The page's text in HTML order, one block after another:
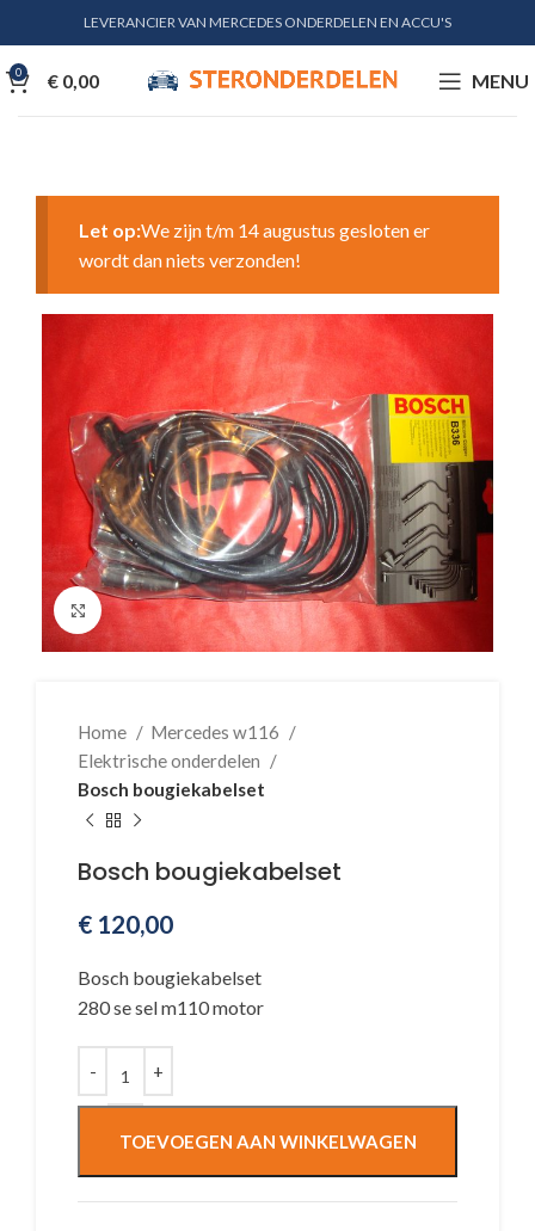
LEVERANCIER VAN MERCEDES ONDERDELEN EN ACCU'S
0 € 0,00 MENU
Let op:We zijn t/m 14 augustus gesloten er
wordt dan niets verzonden!
Klik voor vergroting
Home
Mercedes w116
Elektrische onderdelen
Bosch bougiekabelset
Bosch bougiekabelset
€ 120,00
Bosch bougiekabelset
280 se sel m110 motor
TOEVOEGEN AAN WINKELWAGEN